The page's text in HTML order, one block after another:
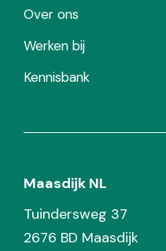
Over ons
Werken bij
Kennisbank
Maasdijk NL
Tuindersweg 37
2676 BD Maasdijk